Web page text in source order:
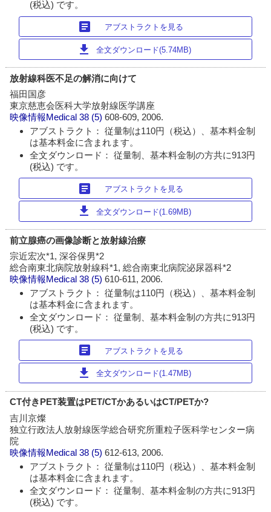
(税込) です。
article アブストラクトを見る
download 全文ダウンロード(5.74MB)
放射線科医不足の解消に向けて
福田国彦
東京慈恵会医科大学放射線医学講座
映像情報Medical 38 (5)608-609, 2006.
アブストラクト： 従量制は110円（税込）、基本料金制
は基本料金に含まれます。
全文ダウンロード： 従量制、基本料金制の方共に913円
(税込) です。
article アブストラクトを見る
download 全文ダウンロード(1.69MB)
前立腺癌の画像診断と放射線治療
宗近宏次*1, 深谷保男*2
総合南東北病院放射線科*1, 総合南東北病院泌尿器科*2
映像情報Medical 38 (5)610-611, 2006.
アブストラクト： 従量制は110円（税込）、基本料金制
は基本料金に含まれます。
全文ダウンロード： 従量制、基本料金制の方共に913円
(税込) です。
article アブストラクトを見る
download 全文ダウンロード(1.47MB)
CT付きPET装置はPET/CTかあるいはCT/PETか?
吉川京燦
独立行政法人放射線医学総合研究所重粒子医科学センター病
院
映像情報Medical 38 (5)612-613, 2006.
アブストラクト： 従量制は110円（税込）、基本料金制
は基本料金に含まれます。
全文ダウンロード： 従量制、基本料金制の方共に913円
(税込) です。